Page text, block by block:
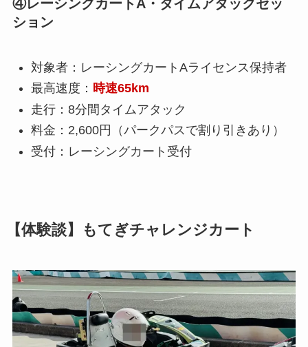
④レーシングカートA・タイムアタックセッ
ション
対象者：レーシングカートAライセンス保持者
最高速度： 時速65km
走行：8分間タイムアタック
料金：2,600円（パークパスで割り引きあり）
受付：レーシングカート受付
【体験談】もてぎチャレンジカート